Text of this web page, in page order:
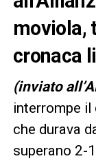
moviola,
cronaca
(inviato
interrompe
che durava
superano 2-